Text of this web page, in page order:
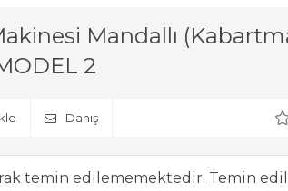
Mandallı
2
Danış
temin edilememektedir. Temin